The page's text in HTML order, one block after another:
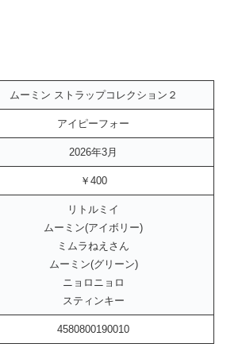
ミン ストラップコレクション２
アイピーフォー
2026年3月
￥400
リトルミイ
ムーミン(アイボリー)
ミムラねえさん
ムーミン(グリーン)
ニョロニョロ
スティンキー
4580800190010